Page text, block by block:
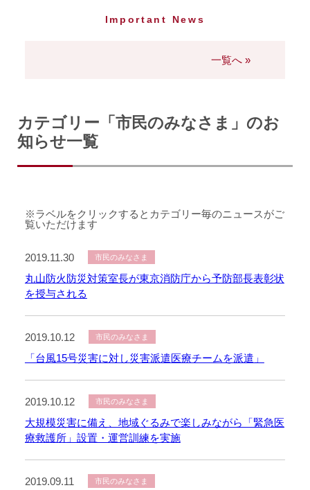
Important News
一覧へ »
カテゴリー「市民のみなさま」のお
知らせ一覧
※ラベルをクリックするとカテゴリー毎のニュースがご
覧いただけます
2019.11.30 市民のみなさま
丸山防火防災対策室長が東京消防庁から予防部長表彰状
を授与される
2019.10.12 市民のみなさま
「台風15号災害に対し災害派遣医療チームを派遣」
2019.10.12 市民のみなさま
大規模災害に備え、地域ぐるみで楽しみながら「緊急医
療救護所」設置・運営訓練を実施
2019.09.11 市民のみなさま